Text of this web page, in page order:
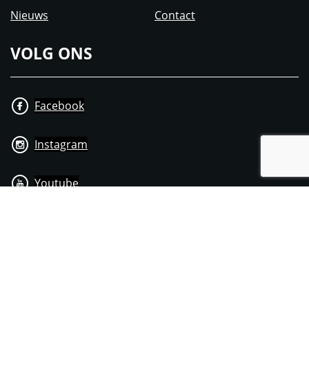
Nieuws
Contact
VOLG ONS
Facebook
Instagram
Youtube